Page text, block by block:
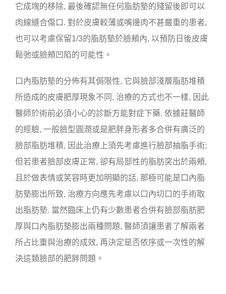
它成塊的移除, 最後確認無任何脂肪墊的殘留後即可以
肉線縫合傷口. 對於皮膚較薄或嘴邊肉不甚嚴重的患者,
也可以考慮保留1/3的脂肪墊於臉頰內, 以預防日後皮膚
鬆弛或臉頰凹陷的可能性。
口內脂肪墊的分佈有其侷限性, 它與臉部淺層脂肪堆積
所造成的皮膚肥厚現象不同, 治療的方式也不一樣, 因此
醫師於術前必須小心的診斷方能對症下藥. 依據莊醫師
的經驗, 一般臉型圓潤或是肥胖身形者多合併有廣泛的
臉部脂肪堆積, 因此治療上須先考慮進行臉部抽脂手術;
但若患者臉部皮膚正常, 卻有局部性的脂肪突出於兩頰,
且於做表情或笑容時更加明顯的話, 那極可能是口內脂
肪墊膨出所致, 治療方向應先考慮以口內切口的手術取
出脂肪墊. 當然臨床上仍有少數患者合併有臉部脂肪肥
厚與口內脂肪墊膨出兩種問題, 醫師須讓患者了解兩者
所占比重與治療的成效, 再決定是否依序或一次性的解
決這類臉部的肥胖問題。